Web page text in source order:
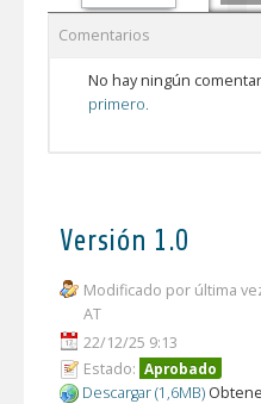
Comentarios
No hay ningún
primero.
Versión 1.0
Modificado por última
AT
22/12/25 9:13
Estado: Aprobado
Descargar (1,6MB)